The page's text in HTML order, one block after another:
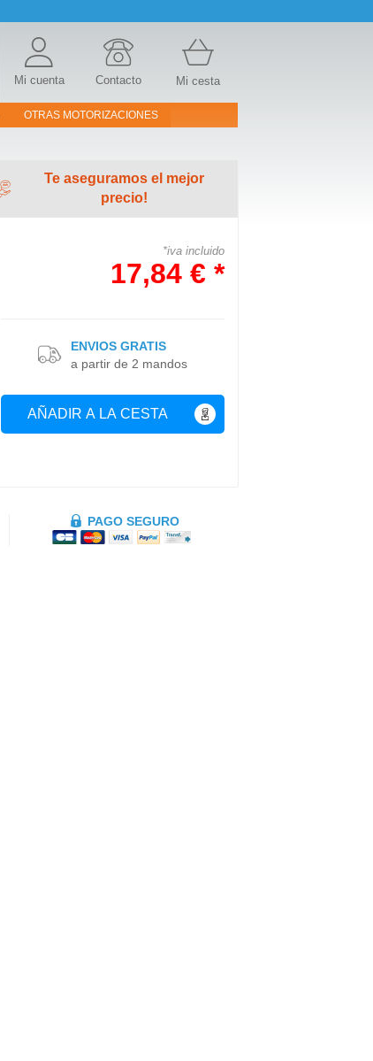
Mi cuenta Contacto Mi cesta
OTRAS MOTORIZACIONES
Te aseguramos el mejor
precio!
*iva incluido
17,84 € *
AÑADIR A LA CESTA
ENVIOS GRATIS
a partir de 2 mandos
PAGO SEGURO